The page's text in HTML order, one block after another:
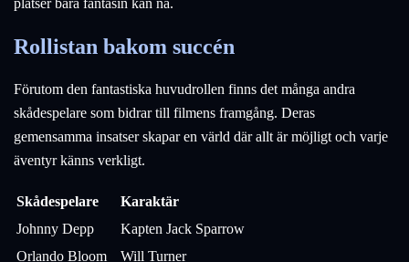
platser bara fantasin kan nå.
Rollistan bakom succén
Förutom den fantastiska huvudrollen finns det många andra
skådespelare som bidrar till filmens framgång. Deras
gemensamma insatser skapar en värld där allt är möjligt och varje
äventyr känns verkligt.
Skådespelare
Karaktär
Johnny Depp
Kapten Jack Sparrow
Orlando Bloom
Will Turner